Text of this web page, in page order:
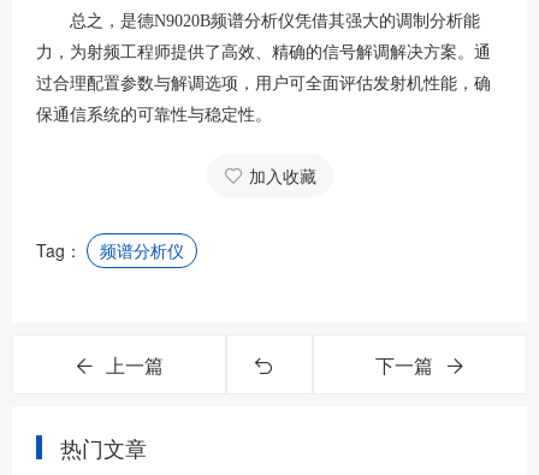
总之，是德N9020B频谱分析仪凭借其强大的调制分析能
力，为射频工程师提供了高效、精确的信号解调解决方案。通
过合理配置参数与解调选项，用户可全面评估发射机性能，确
保通信系统的可靠性与稳定性。
加入收藏
Tag： 频谱分析仪
上一篇 下一篇
热门文章